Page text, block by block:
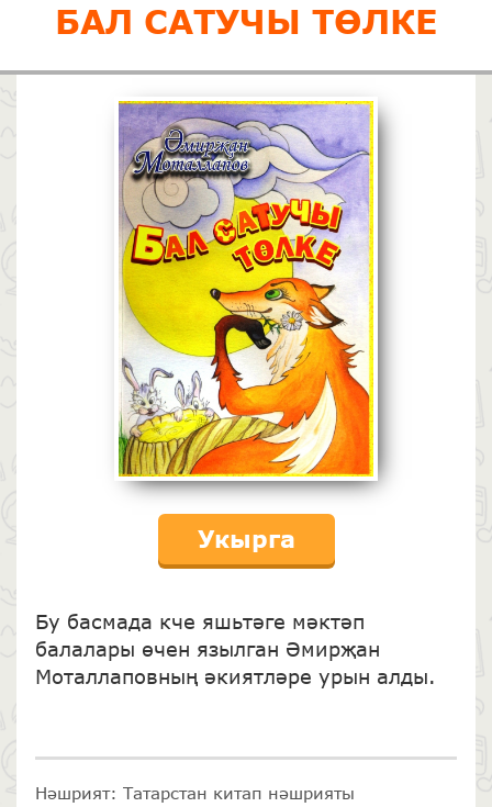
БАЛ САТУЧЫ ТӨЛКЕ
Укырга
Бу басмада кче яшьтәге мәктәп
балалары өчен язылган Әмирҗан
Моталлаповның әкиятләре урын алды.
Нәшрият: Татарстан китап нәшрияты